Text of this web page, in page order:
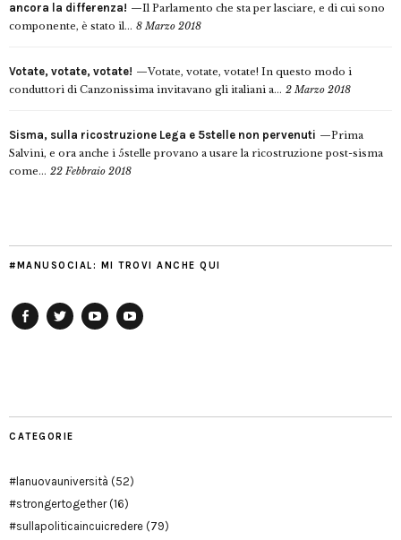
ancora la differenza!
Il Parlamento che sta per lasciare, e di cui sono
componente, è stato il... 8 Marzo 2018
Votate, votate, votate!
Votate, votate, votate! In questo modo i
conduttori di Canzonissima invitavano gli italiani a... 2 Marzo 2018
Sisma, sulla ricostruzione Lega e 5stelle non pervenuti
Prima
Salvini, e ora anche i 5stelle provano a usare la ricostruzione post-sisma
come... 22 Febbraio 2018
#MANUSOCIAL: MI TROVI ANCHE QUI
CATEGORIE
#lanuovauniversità (52)
#strongertogether(16)
#sullapoliticaincuicredere (79)